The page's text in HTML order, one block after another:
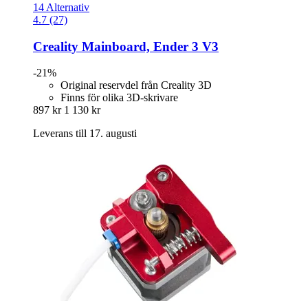
14 Alternativ
4.7 (27)
Creality Mainboard, Ender 3 V3
-21%
Original reservdel från Creality 3D
Finns för olika 3D-skrivare
897 kr 1 130 kr
Leverans till 17. augusti